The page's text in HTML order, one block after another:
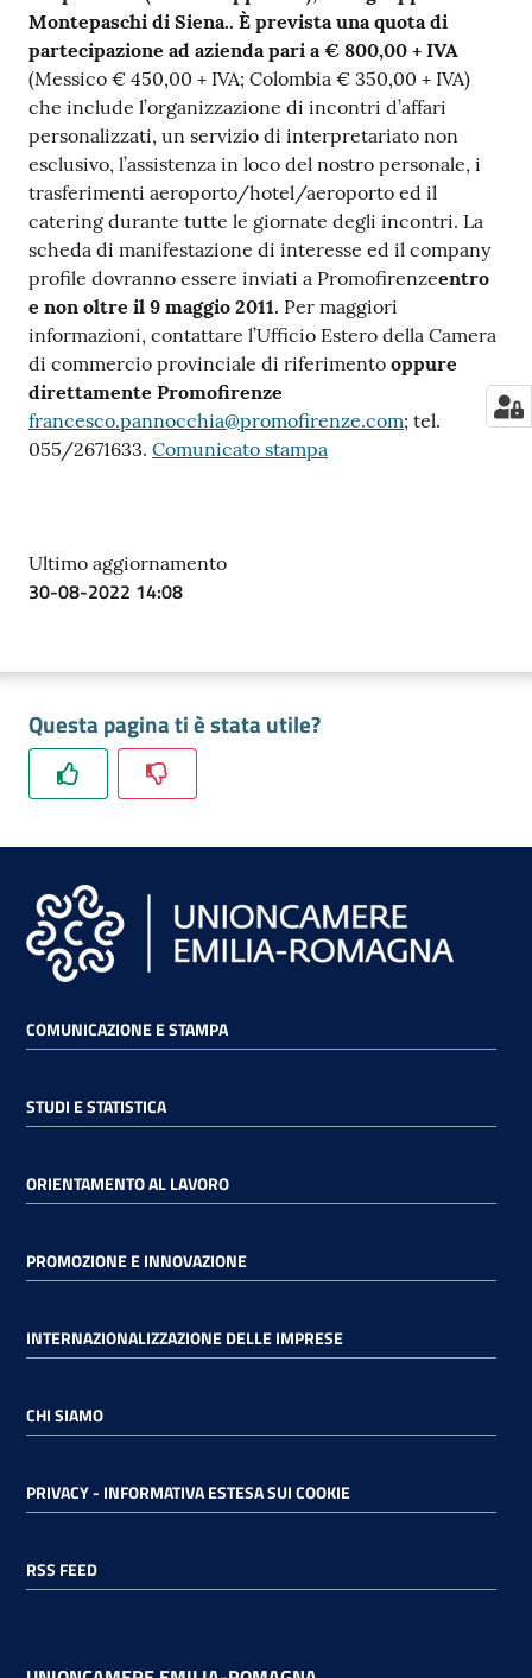
Montepaschi di Siena.. È prevista una quota di
partecipazione ad azienda pari a € 800,00 + IVA
(Messico € 450,00 + IVA; Colombia € 350,00 + IVA)
che include l’organizzazione di incontri d’affari
personalizzati, un servizio di interpretariato non
esclusivo, l’assistenza in loco del nostro personale, i
trasferimenti aeroporto/hotel/aeroporto ed il
catering durante tutte le giornate degli incontri. La
scheda di manifestazione di interesse ed il company
profile dovranno essere inviati a Promofirenzeentro
e non oltre il 9 maggio 2011. Per maggiori
informazioni, contattare l’Ufficio Estero della Camera
di commercio provinciale di riferimento oppure
direttamente Promofirenze
francesco.pannocchia@promofirenze.com; tel.
055/2671633. Comunicato stampa
Ultimo aggiornamento
30-08-2022 14:08
Questa pagina ti è stata utile?
COMUNICAZIONE E STAMPA
STUDI E STATISTICA
ORIENTAMENTO AL LAVORO
PROMOZIONE E INNOVAZIONE
INTERNAZIONALIZZAZIONE DELLE IMPRESE
CHI SIAMO
PRIVACY - INFORMATIVA ESTESA SUI COOKIE
RSS FEED